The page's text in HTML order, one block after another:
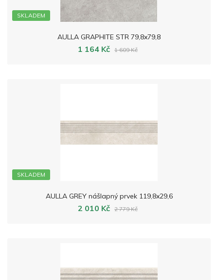
SKLADEM
AULLA GRAPHITE STR 79,8x79,8
1 164 Kč 1 609 Kč
SKLADEM
AULLA GREY nášlapný prvek 119,8x29,6
2 010 Kč 2 779 Kč